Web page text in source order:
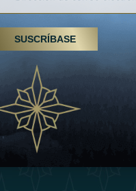
Senderismo, tratamientos
Emiratos Árabes Unidos se
03 April 2025
Évasions hivernales pour
Émirats: redéfinir le voyage
10 March 2025
SUSCRÍBASE